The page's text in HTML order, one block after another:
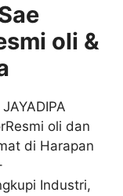
oli &
oli dan
di Harapan
Industri,